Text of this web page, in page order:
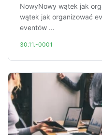
NowyNowy wątek jak
wątek jak organizować
eventów ...
30.11.-0001